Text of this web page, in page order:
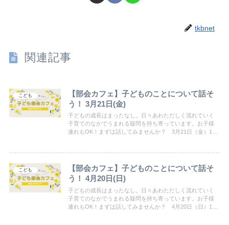
tkbnet
関連記事
こども
【部会カフェ】子どものことについて話そ
う！ 3月21日(金)
子どもの成長はまったなし。日々あわただしく流れていく
子育てのなかでうまれる疑問を持ち寄っています。お子様
連れもOK！まずは話してみませんか？ 3月21日（金）10
こども
【部会カフェ】子どものことについて話そ
う！ 4月20日(日)
子どもの成長はまったなし。日々あわただしく流れていく
子育てのなかでうまれる疑問を持ち寄っています。お子様
連れもOK！まずは話してみませんか？ 4月20日（日）10